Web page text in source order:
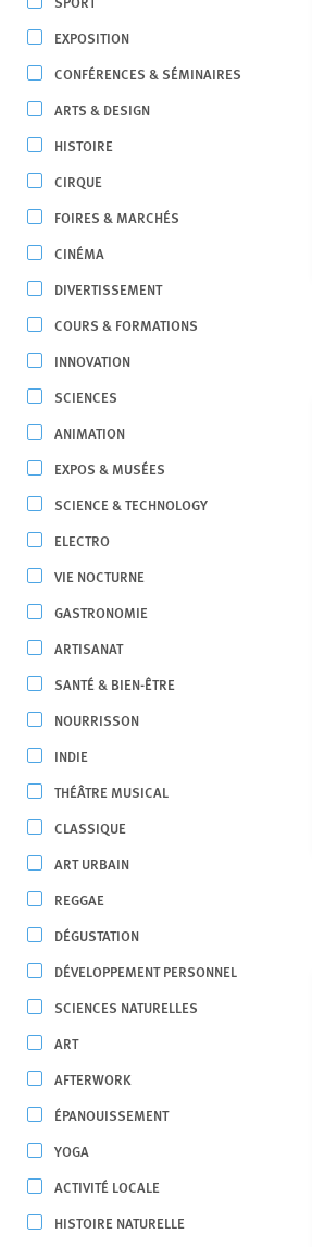
EXPOSITION
CONFÉRENCES & SÉMINAIRES
ARTS & DESIGN
HISTOIRE
CIRQUE
FOIRES & MARCHÉS
CINÉMA
DIVERTISSEMENT
COURS & FORMATIONS
INNOVATION
SCIENCES
ANIMATION
EXPOS & MUSÉES
SCIENCE & TECHNOLOGY
ELECTRO
VIE NOCTURNE
GASTRONOMIE
ARTISANAT
SANTÉ & BIEN-ÊTRE
NOURRISSON
INDIE
THÉÂTRE MUSICAL
CLASSIQUE
ART URBAIN
REGGAE
DÉGUSTATION
DÉVELOPPEMENT PERSONNEL
SCIENCES NATURELLES
ART
AFTERWORK
ÉPANOUISSEMENT
YOGA
ACTIVITÉ LOCALE
HISTOIRE NATURELLE